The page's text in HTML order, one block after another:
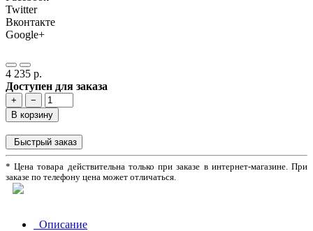
Twitter
Вконтакте
Google+
4 235 р.
Доступен для заказа
+
−
В корзину
Быстрый заказ
* Цена товара действительна только при заказе в интернет-магазине. При
заказе по телефону цена может отличаться.
Описание